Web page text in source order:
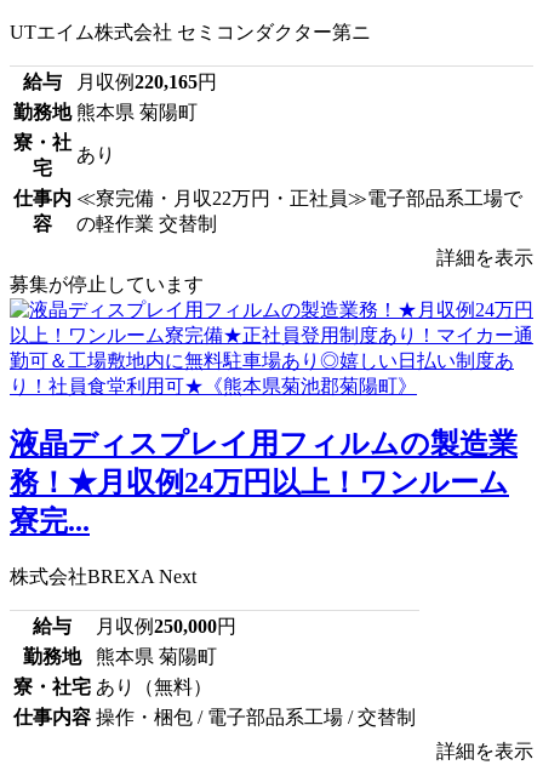
UTエイム株式会社 セミコンダクター第ニ
給与 月収例220,165円
勤務地 熊本県 菊陽町
寮・社
宅
あり
仕事内
容
≪寮完備・月収22万円・正社員≫電子部品系工場で
の軽作業 交替制
詳細を表示
募集が停止しています
液晶ディスプレイ用フィルムの製造業
務！★月収例24万円以上！ワンルーム
寮完...
株式会社BREXA Next
給与 月収例250,000円
勤務地
熊本県 菊陽町
寮・社宅 あり（無料）
仕事内容 操作・梱包 / 電子部品系工場 / 交替制
詳細を表示